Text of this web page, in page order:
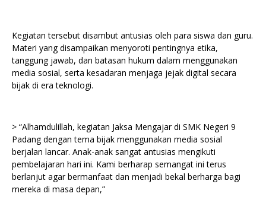
Kegiatan tersebut disambut antusias oleh para siswa dan guru.
Materi yang disampaikan menyoroti pentingnya etika,
tanggung jawab, dan batasan hukum dalam menggunakan
media sosial, serta kesadaran menjaga jejak digital secara
bijak di era teknologi.
> “Alhamdulillah, kegiatan Jaksa Mengajar di SMK Negeri 9
Padang dengan tema bijak menggunakan media sosial
berjalan lancar. Anak-anak sangat antusias mengikuti
pembelajaran hari ini. Kami berharap semangat ini terus
berlanjut agar bermanfaat dan menjadi bekal berharga bagi
mereka di masa depan,”